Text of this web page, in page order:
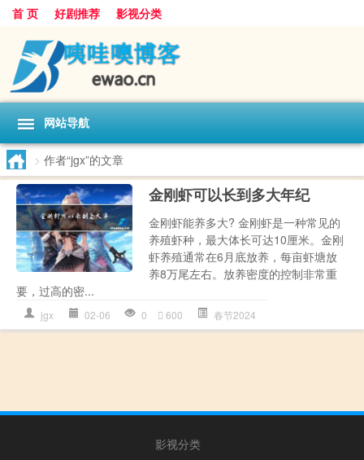
首 页 好剧推荐 影视分类
网站导航
> 作者“jgx”的文章
金刚虾可以长到多大年纪
金刚虾能养多大? 金刚虾是一种常见的
养殖虾种，最大体长可达10厘米。金刚
虾养殖通常在6月底放养，每亩虾塘放
养8万尾左右。放养密度的控制非常重
要，过高的密...
jgx 02-06 0 600 春节2024
影视分类